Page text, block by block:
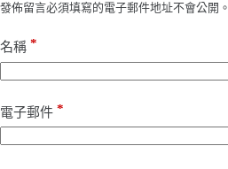
發佈留言必須填寫的電子郵件地址不會公開。
名稱 *
電子郵件 *